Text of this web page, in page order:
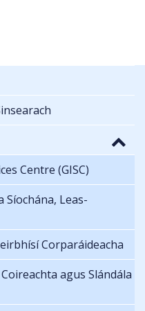
Centre (GISC)
Síochána, Leas-
Corparáideacha
agus Slándála